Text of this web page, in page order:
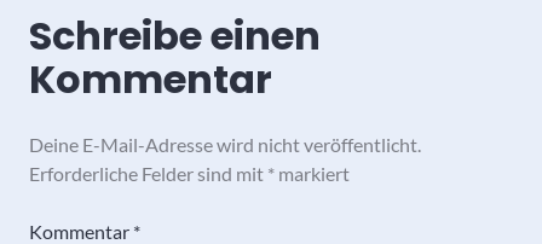
Schreibe einen
Kommentar
Deine E-Mail-Adresse wird nicht veröffentlicht.
Erforderliche Felder sind mit * markiert
Kommentar *